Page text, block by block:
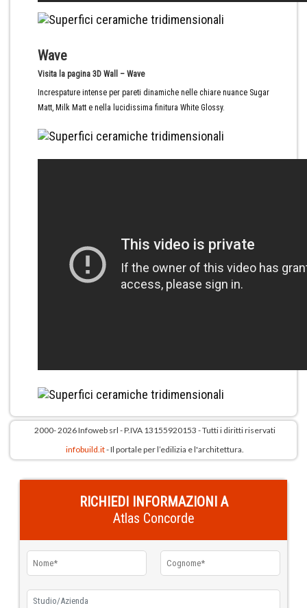
Wave
Visita la pagina 3D Wall – Wave
Increspature intense per pareti dinamiche nelle chiare nuance Sugar
Matt, Milk Matt e nella lucidissima finitura White Glossy.
2000- 2026 Infoweb srl - P.IVA 13155920153 - Tutti i diritti riservati
infobuild.it- Il portale per l’edilizia e l'architettura.
RICHIEDI INFORMAZIONI A
Atlas Concorde